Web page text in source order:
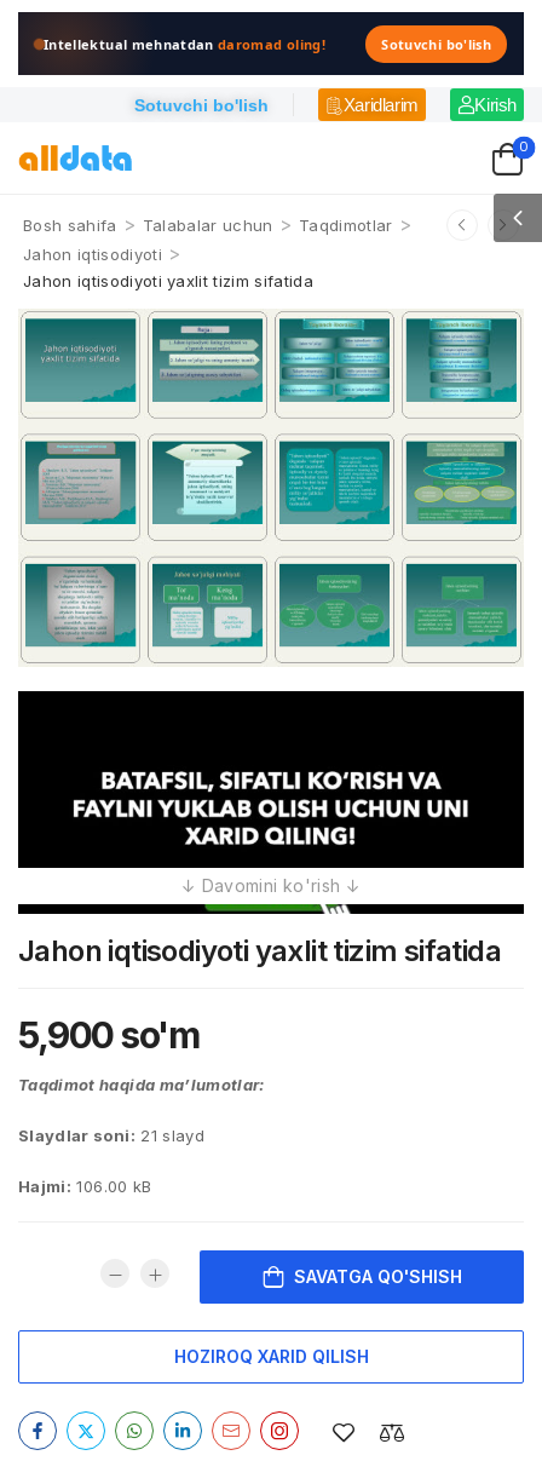
Intellektual mehnatdandaromad oling! Sotuvchi bo'lish
Sotuvchi bo'lish Xaridlarim Kirish
0
Bosh sahifa > Talabalar uchun > Taqdimotlar >
Jahon iqtisodiyoti >
Jahon iqtisodiyoti yaxlit tizim sifatida
Jahon iqtisodiyoti yaxlit tizim sifatida
5,900so'm
Taqdimot haqida ma’lumotlar:
Slaydlar soni: 21 slayd
Hajmi: 106.00 kB
SAVATGA QO'SHISH
HOZIROQ XARID QILISH